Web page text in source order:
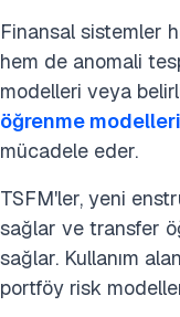
Finansal sistemler
hem de anomali
modelleri veya
öğrenme modelleri
mücadele eder.
TSFM'ler, yeni
sağlar ve transfer
sağlar. Kullanım
portföy risk